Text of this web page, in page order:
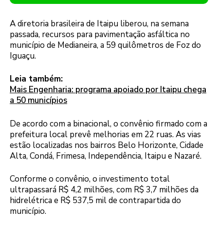
A diretoria brasileira de Itaipu liberou, na semana
passada, recursos para pavimentação asfáltica no
município de Medianeira, a 59 quilômetros de Foz do
Iguaçu.
Leia também:
Mais Engenharia: programa apoiado por Itaipu chega
a 50 municípios
De acordo com a binacional, o convênio firmado com a
prefeitura local prevê melhorias em 22 ruas. As vias
estão localizadas nos bairros Belo Horizonte, Cidade
Alta, Condá, Frimesa, Independência, Itaipu e Nazaré.
Conforme o convênio, o investimento total
ultrapassará R$ 4,2 milhões, com R$ 3,7 milhões da
hidrelétrica e R$ 537,5 mil de contrapartida do
município.